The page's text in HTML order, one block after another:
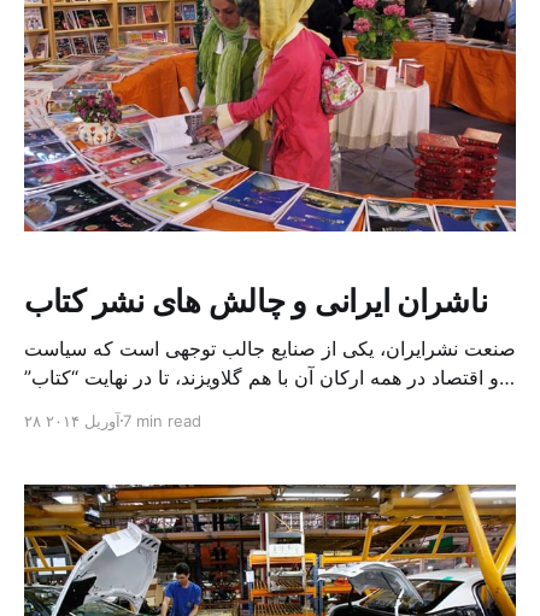
ناشران ایرانی و چالش های نشر کتاب
صنعت نشرایران، یکی از صنایع جالب توجهی است که سیاست
و اقتصاد در همه ارکان آن با هم گلاویزند، تا در نهایت “کتاب”
قرار گیرد. آثاری که همواره ردی از بریدن و چسباندن را بر
سیاسی […]
۲۸ آوریل ۲۰۱۴ 7 min read